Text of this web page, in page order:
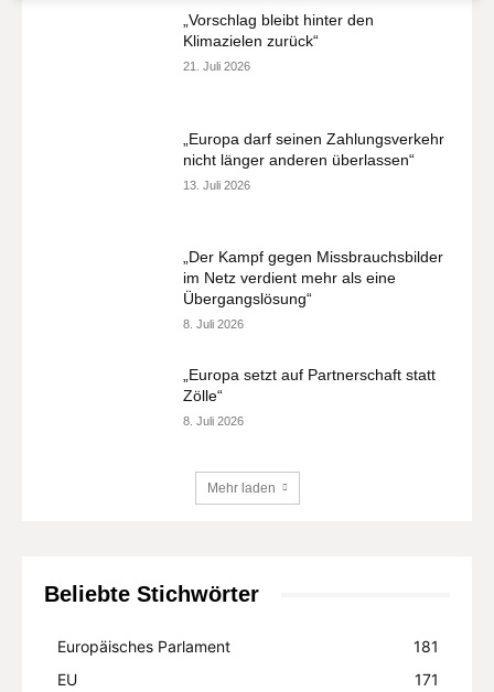
„Vorschlag bleibt hinter den
Klimazielen zurück“
21. Juli 2026
„Europa darf seinen Zahlungsverkehr
nicht länger anderen überlassen“
13. Juli 2026
„Der Kampf gegen Missbrauchsbilder
im Netz verdient mehr als eine
Übergangslösung“
8. Juli 2026
„Europa setzt auf Partnerschaft statt
Zölle“
8. Juli 2026
Mehr laden
Beliebte Stichwörter
Europäisches Parlament
181
EU
171